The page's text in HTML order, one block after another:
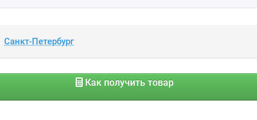
Как получить товар